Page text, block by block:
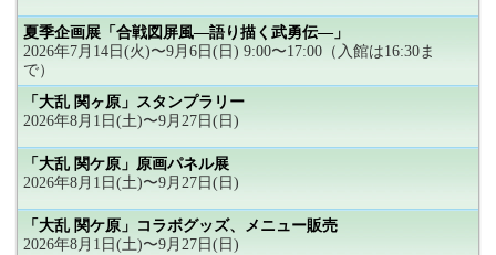
夏季企画展「合戦図屏風―語り描く武勇伝―」
2026年7月14日(火)〜9月6日(日) 9:00〜17:00（入館は16:30ま
で）
「大乱 関ヶ原」スタンプラリー
2026年8月1日(土)〜9月27日(日)
「大乱 関ケ原」原画パネル展
2026年8月1日(土)〜9月27日(日)
「大乱 関ケ原」コラボグッズ、メニュー販売
2026年8月1日(土)〜9月27日(日)